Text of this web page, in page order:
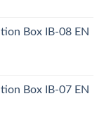
Box IB-08 EN
Box IB-07 EN